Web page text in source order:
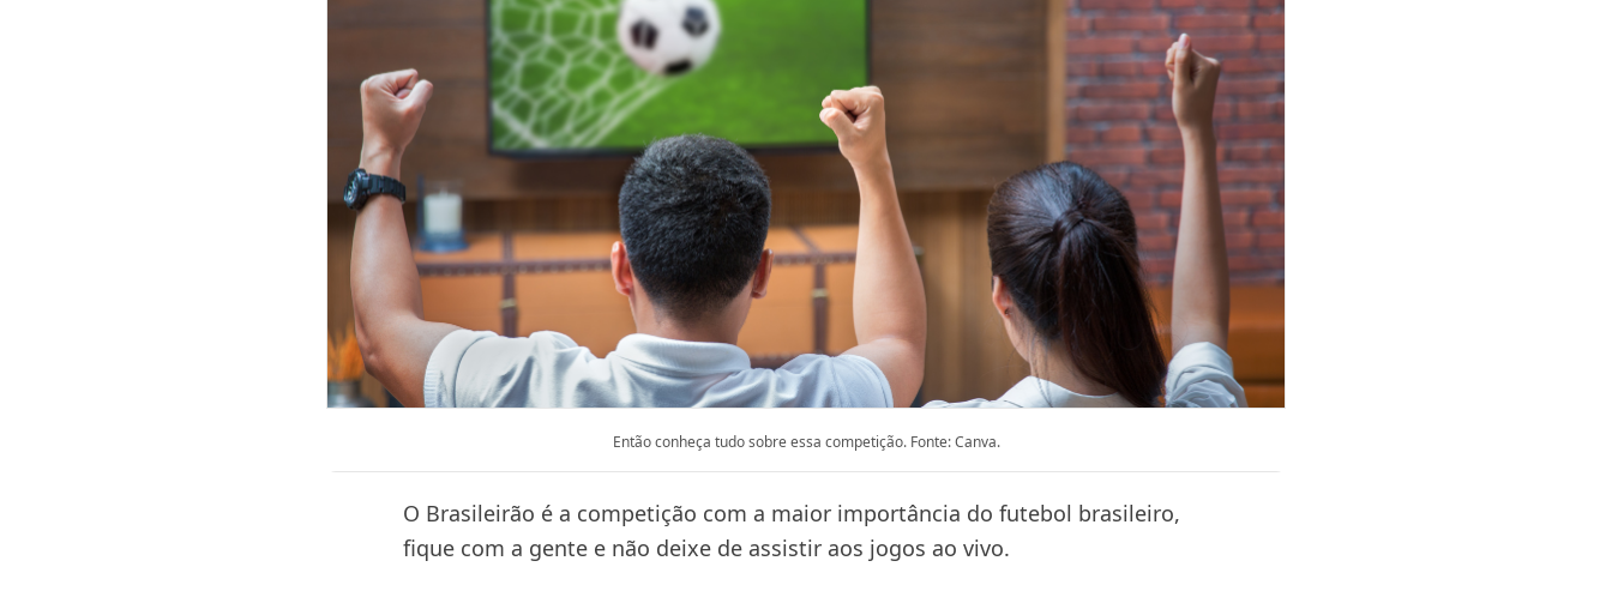
Então conheça tudo sobre essa competição. Fonte: Canva.
O Brasileirão é a competição com a maior importância do futebol brasileiro,
fique com a gente e não deixe de assistir aos jogos ao vivo.